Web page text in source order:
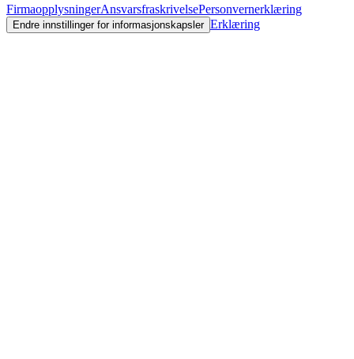
FirmaopplysningerAnsvarsfraskrivelsePersonvernerklæring
Endre innstillinger for informasjonskapsler Erklæring